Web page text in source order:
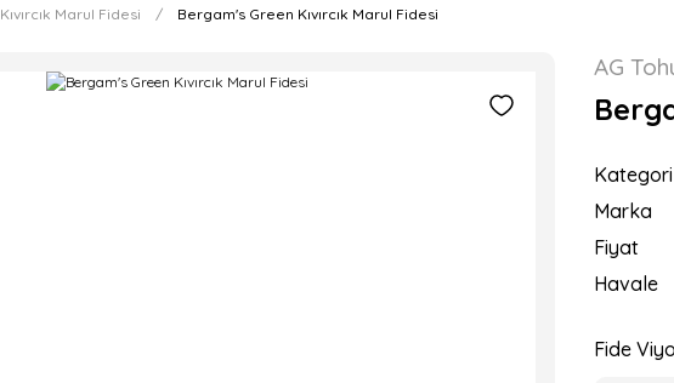
Kıvırcık Marul Fidesi Bergam's Green Kıvırcık Marul Fidesi
AG
Kategori
Marka
Fiyat
Havale
Fide